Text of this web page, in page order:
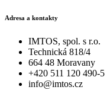
Adresa a kontakty
IMTOS, spol. s r.o.
Technická 818/4
664 48 Moravany
+420 511 120 490-5
info@imtos.cz